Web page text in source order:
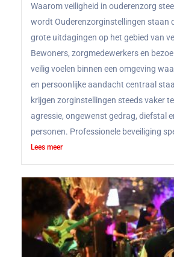
Waarom veiligheid in ouderenzorg
wordt Ouderenzorginstellingen staan
grote uitdagingen op het gebied van
Bewoners, zorgmedewerkers en
veilig voelen binnen een omgeving
en persoonlijke aandacht centraal
krijgen zorginstellingen steeds vaker
agressie, ongewenst gedrag, diefstal
personen. Professionele beveiliging
Lees meer